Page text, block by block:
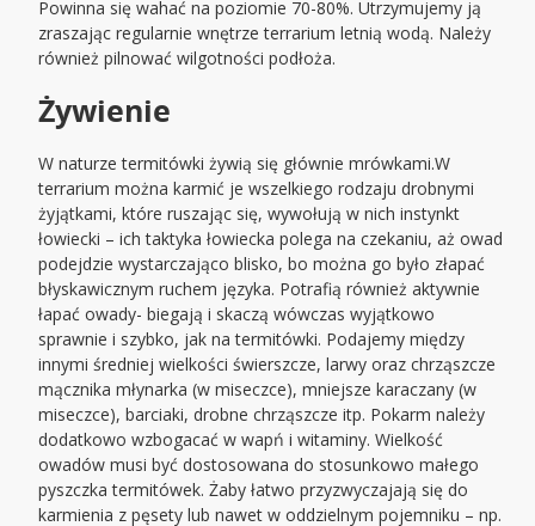
Powinna się wahać na poziomie 70-80%. Utrzymujemy ją
zraszając regularnie wnętrze terrarium letnią wodą. Należy
również pilnować wilgotności podłoża.
Żywienie
W naturze termitówki żywią się głównie mrówkami.W
terrarium można karmić je wszelkiego rodzaju drobnymi
żyjątkami, które ruszając się, wywołują w nich instynkt
łowiecki – ich taktyka łowiecka polega na czekaniu, aż owad
podejdzie wystarczająco blisko, bo można go było złapać
błyskawicznym ruchem języka. Potrafią również aktywnie
łapać owady- biegają i skaczą wówczas wyjątkowo
sprawnie i szybko, jak na termitówki. Podajemy między
innymi średniej wielkości świerszcze, larwy oraz chrząszcze
mącznika młynarka (w miseczce), mniejsze karaczany (w
miseczce), barciaki, drobne chrząszcze itp. Pokarm należy
dodatkowo wzbogacać w wapń i witaminy. Wielkość
owadów musi być dostosowana do stosunkowo małego
pyszczka termitówek. Żaby łatwo przyzwyczajają się do
karmienia z pęsety lub nawet w oddzielnym pojemniku – np.